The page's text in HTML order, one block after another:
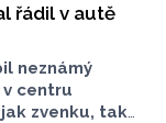
řádil v autě
neznámý
centru
zvenku, tak